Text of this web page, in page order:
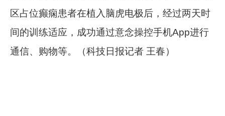
区占位癫痫患者在植入脑虎电极后，经过两天时
间的训练适应，成功通过意念操控手机App进行
通信、购物等。（科技日报记者 王春）